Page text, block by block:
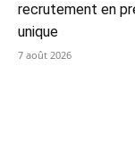
recrutement en
unique
7 août 2026